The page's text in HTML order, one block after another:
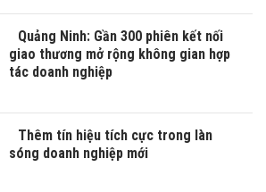
Quảng Ninh: Gần 300 phiên kết nối
giao thương mở rộng không gian hợp
tác doanh nghiệp
Thêm tín hiệu tích cực trong làn
sóng doanh nghiệp mới